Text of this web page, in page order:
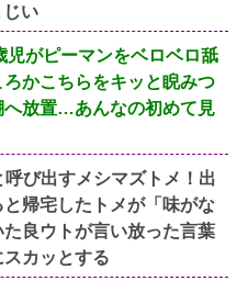
い
児がピーマンをベロベロ舐
かこちらをキッと睨みつ
へ放置…あんなの初めて見
呼び出すメシマズトメ！出
帰宅したトメが「味がな
良ウトが言い放った言葉
カッとする